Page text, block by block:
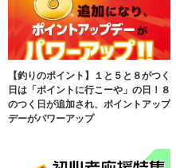
【釣りのポイント】１と５と８がつく
日は「ポイントに行こーや」の日！８
のつく日が追加され、ポイントアップ
デーがパワーアップ